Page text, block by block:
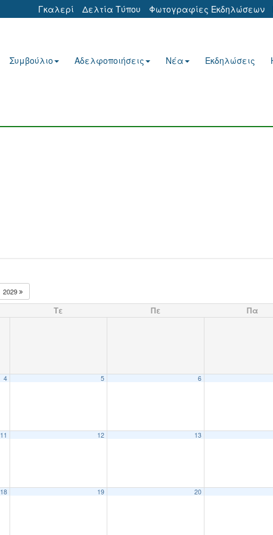
Γκαλερί Δελτία Τύπου Φωτογραφίες Εκδηλώσεων
Συμβούλιο Αδελφοποιήσεις Νέα Εκδηλώσεις
2029
Τε Πε Πα
4 5 6
11 12 13
18 19 20